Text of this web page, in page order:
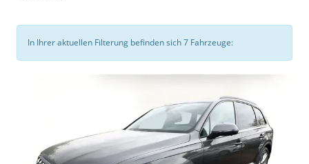
In Ihrer aktuellen Filterung befinden sich7 Fahrzeuge: